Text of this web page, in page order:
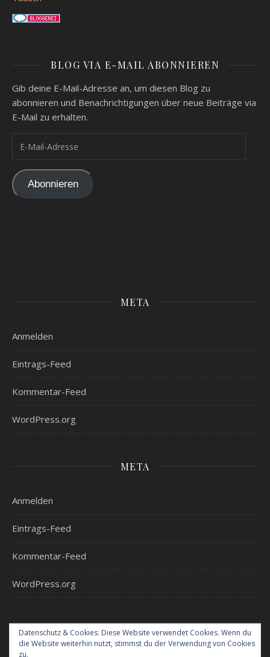
BLOG VIA E-MAIL ABONNIEREN
Gib deine E-Mail-Adresse an, um diesen Blog zu
abonnieren und Benachrichtigungen über neue Beiträge via
E-Mail zu erhalten.
Abonnieren
META
Anmelden
Eintrags-Feed
Kommentar-Feed
WordPress.org
META
Anmelden
Eintrags-Feed
Kommentar-Feed
WordPress.org
Home Urlaub mit Kindern – Hotelvorstellungen
Datenschutz & Cookies: Diese Website verwendet Cookies. Wenn du
die Website weiterhin nutzt, stimmst du der Verwendung von Cookies
zu.